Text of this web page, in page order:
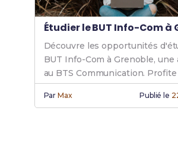
Étudier le BUT Info-Com à
Découvre les opportunités
BUT Info-Com à Grenoble,
au BTS Communication.
formation complète et
Grenoble.
ParMax Publié le